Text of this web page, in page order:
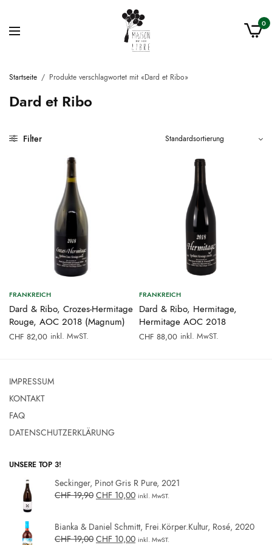
0
Startseite / Produkte verschlagwortet mit «Dard et Ribo»
Dard et Ribo
Filter
FRANKREICH
Dard & Ribo, Crozes-Hermitage
Rouge, AOC 2018 (Magnum)
CHF 82,00 inkl. MwST.
FRANKREICH
Dard & Ribo, Hermitage,
Hermitage AOC 2018
CHF 88,00 inkl. MwST.
IMPRESSUM
KONTAKT
FAQ
DATENSCHUTZERKLÄRUNG
UNSERE TOP 3!
Seckinger, Pinot Gris R Pure, 2021
CHF19,90 CHF 10,00 inkl. MwST.
Bianka & Daniel Schmitt, Frei.Körper.Kultur, Rosé, 2020
CHF19,00 CHF 10,00 inkl. MwST.